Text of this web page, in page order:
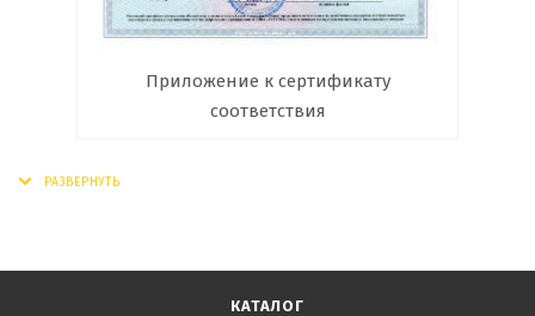
Приложение к сертификату
соответствия
КАТАЛОГ